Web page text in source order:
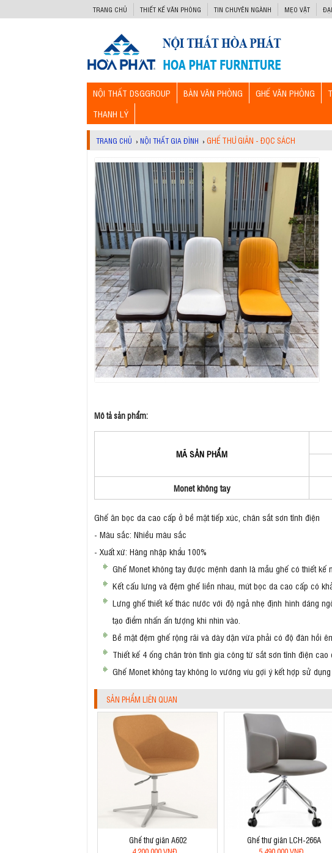
TRANG CHỦ THIẾT KẾ VĂN PHÒNG TIN CHUYÊN NGÀNH MẸO VẶT
NỘI THẤT DSGGROUP BÀN VĂN PHÒNG GHẾ VĂN PHÒNG
THANH LÝ
TRANG CHỦ › NỘI THẤT GIA ĐÌNH ›GHẾ THƯ GIÃN - ĐỌC SÁCH
Mô tả sản phẩm:
MÃ SẢN PHẨM
Monet không tay
Ghế ăn bọc da cao cấp ở bề mặt tiếp xúc, chân sắt sơn tĩnh điện
- Màu sắc: Nhiều màu sắc
- Xuất xứ: Hàng nhập khẩu 100%
Ghế Monet không tay được mệnh danh là mẫu ghế có thiết
Kết cấu lưng và đệm ghế liền nhau, mút bọc da cao cấp có
Lưng ghế thiết kế thác nước với độ ngả nhẹ định hình dáng
tạo điểm nhấn ấn tượng khi nhìn vào.
Bề mặt đệm ghế rộng rãi và dày dặn vừa phải có độ đàn hồi
Thiết kế 4 ống chân tròn tĩnh gia công từ sắt sơn tĩnh điện
Ghế Monet không tay không lo vướng víu gợi ý kết hợp sử
SẢN PHẨM LIÊN QUAN
Ghế thư giãn A602
Ghế thư giãn LCH-266A